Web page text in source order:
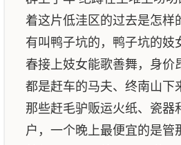
着这片低洼区的过去是怎样
有叫鸭子坑的，鸭子坑的妓
春接上妓女能歌善舞，身价
都是赶车的马夫、终南山下
那些赶毛驴贩运火纸、瓷器
户，一个晚上最便宜的是管